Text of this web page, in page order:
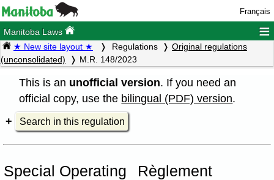
Français
Manitoba Laws ≡
★ New site layout ★ Regulations
Original regulations
(unconsolidated)
M.R. 148/2023
This is an unofficial version. If you need an
official copy, use the bilingual (PDF) version.
Search in this regulation
Special Operating
Règlement